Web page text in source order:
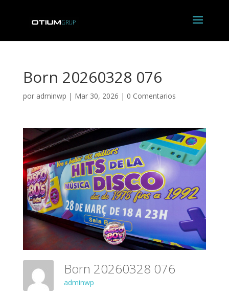
Born 20260328 076
por adminwp | Mar 30, 2026 | 0 Comentarios
Born 20260328 076
adminwp